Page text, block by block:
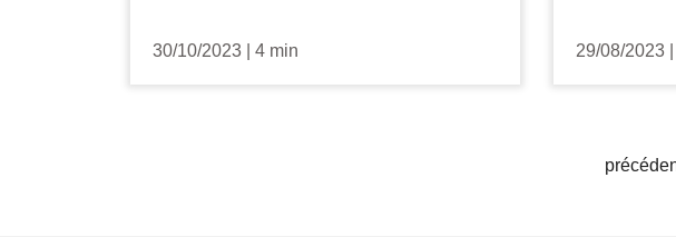
30/10/2023 4 min 29/08/2023